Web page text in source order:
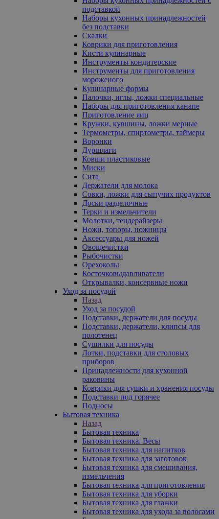
подставкой
Наборы кухонных принадлежностей
без подставки
Скалки
Коврики для приготовления
Кисти кулинарные
Инструменты кондитерские
Инструменты для приготовления
мороженого
Кулинарные формы
Палочки, иглы, ложки специальные
Наборы для приготовления канапе
Приготовление яиц
Кружки, кувшины, ложки мерные
Термометры, спиртометры, таймеры
Воронки
Дуршлаги
Ковши пластиковые
Миски
Сита
Держатели для молока
Совки, ложки для сыпучих продуктов
Доски разделочные
Терки и измельчители
Молотки, тендерайзеры
Ножи, топоры, ножницы
Аксессуары для ножей
Овощечистки
Рыбочистки
Орехоколы
Косточковыдавливатели
Открывалки, консервные ножи
Уход за посудой
Назад
Уход за посудой
Подставки, держатели для посуды
Подставки, держатели, клипсы для
полотенец
Сушилки для посуды
Лотки, подставки для столовых
приборов
Принадлежности для кухонной
раковины
Коврики для сушки и хранения посуды
Подставки под горячее
Подносы
Бытовая техника
Назад
Бытовая техника
Бытовая техника. Весы
Бытовая техника для напитков
Бытовая техника для заготовок
Бытовая техника для смешивания,
измельчения
Бытовая техника для приготовления
Бытовая техника для уборки
Бытовая техника для глажки
Бытовая техника для ухода за волосами